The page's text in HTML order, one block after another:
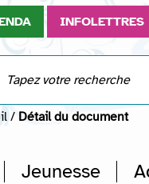
INFOLETTRES
/ Détail du document
Jeunesse